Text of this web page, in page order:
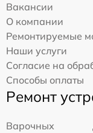
Вакансии
О компании
Ремонтируемые
Наши услуги
Согласие на
Способы оплаты
Ремонт
Варочных